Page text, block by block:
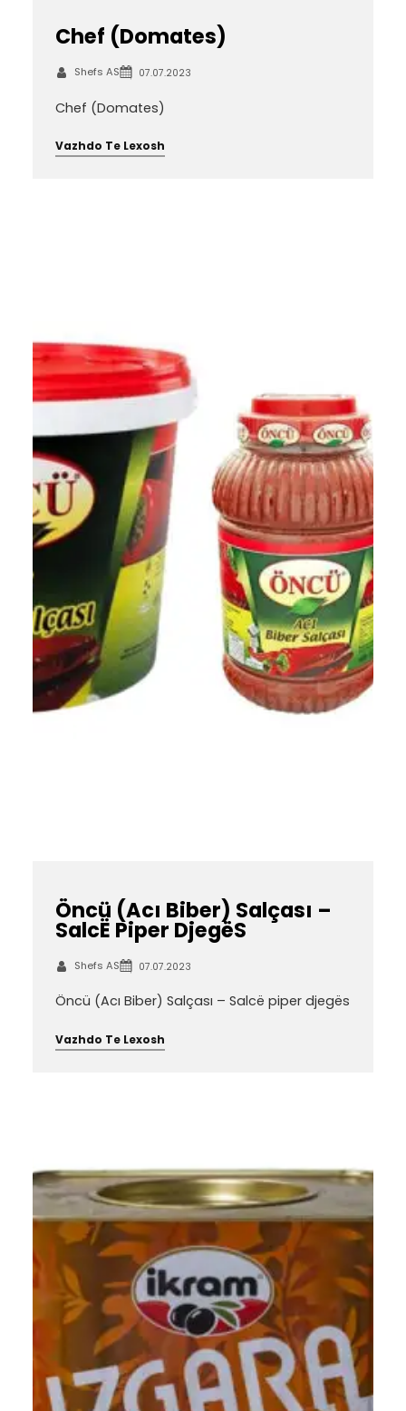
Chef (Domates)
Shefs AS 07.07.2023
Chef (Domates)
Vazhdo Te Lexosh
Öncü (Acı Biber) Salçası –
SalcË Piper DjegëS
Shefs AS 07.07.2023
Öncü (Acı Biber) Salçası – Salcë piper djegës
Vazhdo Te Lexosh